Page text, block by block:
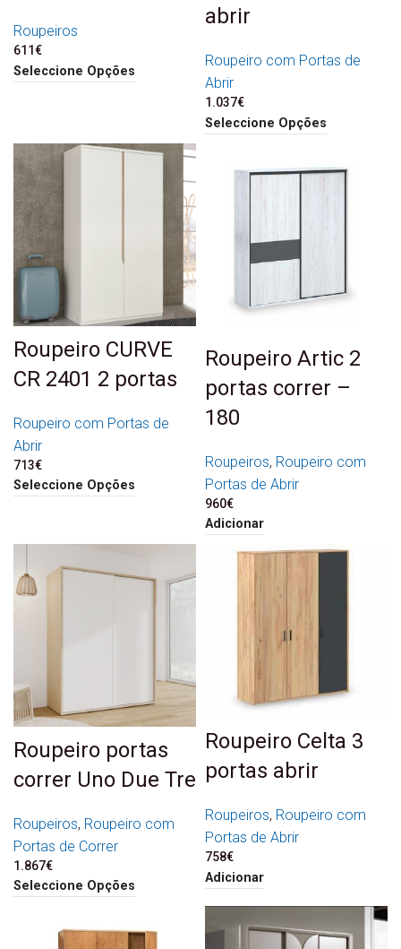
Roupeiros
611€
Seleccione Opções
abrir
Roupeiro com Portas de
Abrir
1.037€
Seleccione Opções
Roupeiro CURVE
CR 2401 2 portas
Roupeiro com Portas de
Abrir
713€
Seleccione Opções
Roupeiro Artic 2
portas correr –
180
Roupeiros, Roupeiro com
Portas de Abrir
960€
Adicionar
Roupeiro portas
correr Uno Due Tre
Roupeiros, Roupeiro com
Portas de Correr
1.867€
Seleccione Opções
Roupeiro Celta 3
portas abrir
Roupeiros, Roupeiro com
Portas de Abrir
758€
Adicionar